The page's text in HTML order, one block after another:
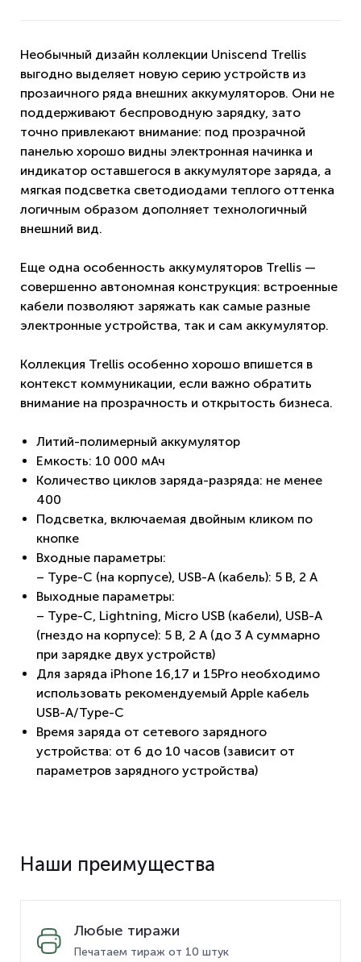
Необычный дизайн коллекции Uniscend Trellis
выгодно выделяет новую серию устройств из
прозаичного ряда внешних аккумуляторов. Они не
поддерживают беспроводную зарядку, зато
точно привлекают внимание: под прозрачной
панелью хорошо видны электронная начинка и
индикатор оставшегося в аккумуляторе заряда, а
мягкая подсветка светодиодами теплого оттенка
логичным образом дополняет технологичный
внешний вид.
Еще одна особенность аккумуляторов Trellis —
совершенно автономная конструкция: встроенные
кабели позволяют заряжать как самые разные
электронные устройства, так и сам аккумулятор.
Коллекция Trellis особенно хорошо впишется в
контекст коммуникации, если важно обратить
внимание на прозрачность и открытость бизнеса.
Литий-полимерный аккумулятор
Емкость: 10 000 мАч
Количество циклов заряда-разряда: не менее
400
Подсветка, включаемая двойным кликом по
кнопке
Входные параметры:
– Type-C (на корпусе), USB-A (кабель): 5 В, 2 A
Выходные параметры:
– Type-C, Lightning, Micro USB (кабели), USB-A
(гнездо на корпусе): 5 В, 2 A (до 3 А суммарно
при зарядке двух устройств)
Для заряда iPhone 16,17 и 15Pro необходимо
использовать рекомендуемый Apple кабель
USB-A/Type-C
Время заряда от сетевого зарядного
устройства: от 6 до 10 часов (зависит от
параметров зарядного устройства)
Наши преимущества
Любые тиражи
Печатаем тираж от 10 штук